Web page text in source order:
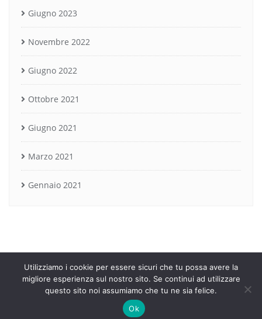
Giugno 2023
Novembre 2022
Giugno 2022
Ottobre 2021
Giugno 2021
Marzo 2021
Gennaio 2021
© 2021 S.Te.L. S.r.l.- tel.+39 0586 030051
- e-mail
stel@stel-web.it
- cod.unico M5UXCR1
- p.iva IT01264920495
Utilizziamo i cookie per essere sicuri che tu possa avere la
migliore esperienza sul nostro sito. Se continui ad utilizzare
questo sito noi assumiamo che tu ne sia felice.
Ok